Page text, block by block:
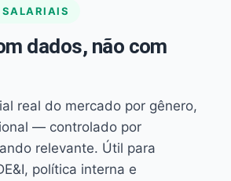
SALARIAIS
dados, não com
real do mercado por gênero,
— controlado por
relevante. Útil para
política interna e